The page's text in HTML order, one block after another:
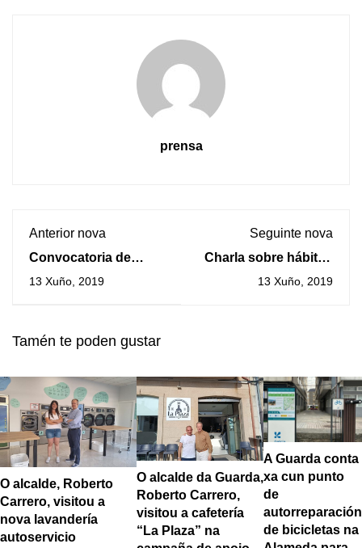
prensa
Anterior nova
Convocatoria de
Pleno Extraordinario
13 Xuño, 2019
Seguinte nova
Charla sobre hábitos
saudables este
13 Xuño, 2019
Tamén te poden gustar
O alcalde, Roberto
Carrero, visitou a
nova lavandería
autoservicio
O alcalde da Guarda,
Roberto Carrero,
visitou a cafetería
“La Plaza” na
A Guarda conta
xa cun punto
de
autorreparación
de bicicletas na